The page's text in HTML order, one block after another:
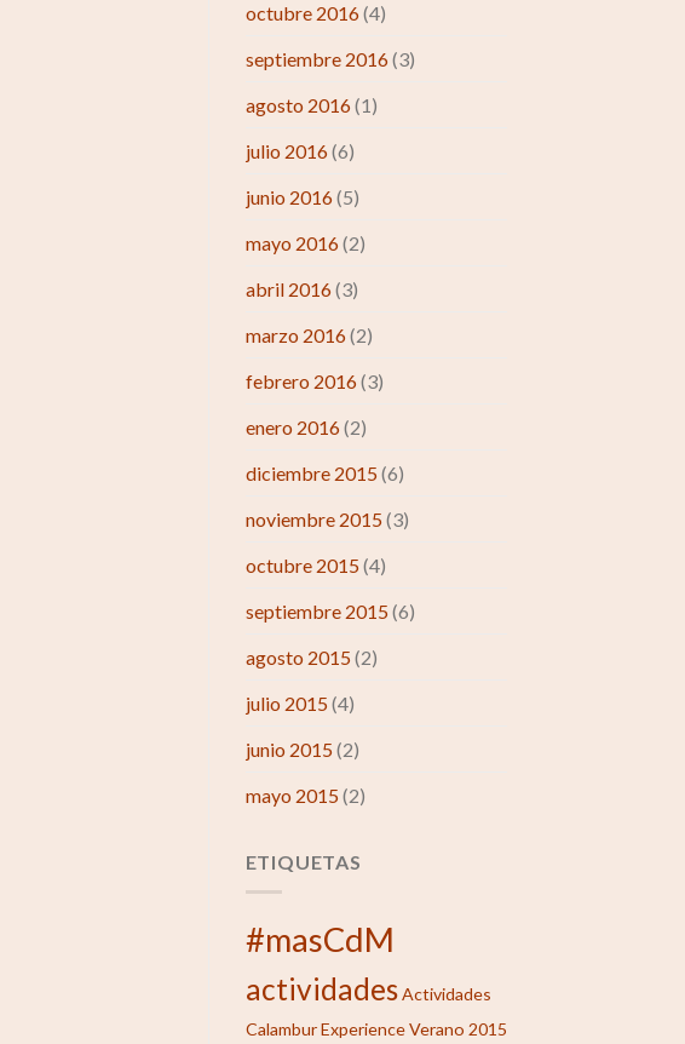
octubre 2016(4)
septiembre 2016(3)
agosto 2016(1)
julio 2016(6)
junio 2016(5)
mayo 2016(2)
abril 2016(3)
marzo 2016(2)
febrero 2016(3)
enero 2016(2)
diciembre 2015(6)
noviembre 2015(3)
octubre 2015(4)
septiembre 2015(6)
agosto 2015(2)
julio 2015(4)
junio 2015(2)
mayo 2015(2)
ETIQUETAS
#masCdM
actividades Actividades
Calambur Experience Verano 2015